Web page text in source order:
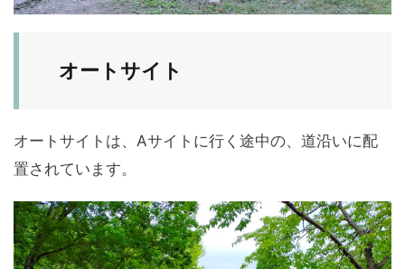
オートサイト
オートサイトは、Aサイトに行く途中の、道沿いに配
置されています。